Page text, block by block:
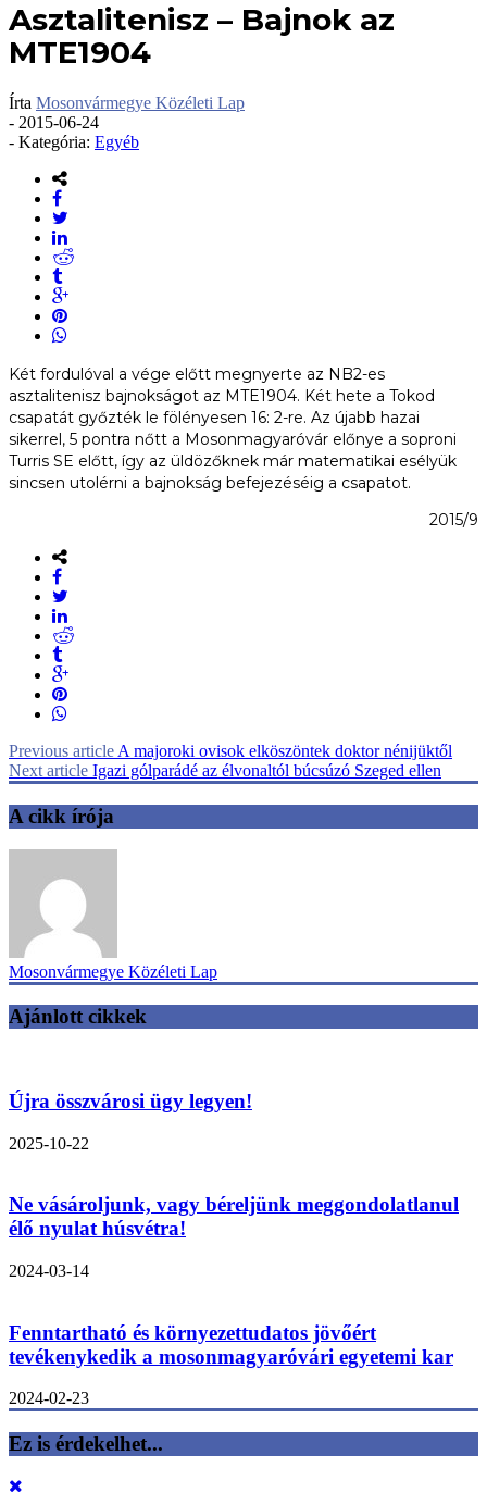
Asztalitenisz – Bajnok az
MTE1904
Írta Mosonvármegye Közéleti Lap
- 2015-06-24
- Kategória: Egyéb
Két fordulóval a vége előtt megnyerte az NB2-es
asztalitenisz bajnokságot az MTE1904. Két hete a Tokod
csapatát győzték le fölényesen 16: 2-re. Az újabb hazai
sikerrel, 5 pontra nőtt a Mosonmagyaróvár előnye a soproni
Turris SE előtt, így az üldözőknek már matematikai esélyük
sincsen utolérni a bajnokság befejezéséig a csapatot.
2015/9
Previous article A majoroki ovisok elköszöntek doktor nénijüktől
Next article Igazi gólparádé az élvonaltól búcsúzó Szeged ellen
A cikk írója
Mosonvármegye Közéleti Lap
Ajánlott cikkek
Újra összvárosi ügy legyen!
2025-10-22
Ne vásároljunk, vagy béreljünk meggondolatlanul
élő nyulat húsvétra!
2024-03-14
Fenntartható és környezettudatos jövőért
tevékenykedik a mosonmagyaróvári egyetemi kar
2024-02-23
Ez is érdekelhet...